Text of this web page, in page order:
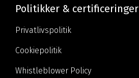
Politikker & certificeringer
Privatlivspolitik
Cookiepolitik
Whistleblower Policy